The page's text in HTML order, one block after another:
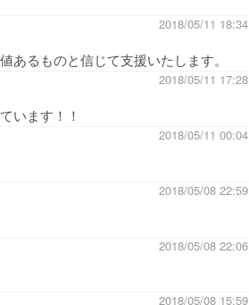
2018/05/11 18:34
あるものと信じて支援いたします。
2018/05/11 17:28
います！！
2018/05/11 00:04
2018/05/08 22:59
2018/05/08 22:06
2018/05/08 15:59